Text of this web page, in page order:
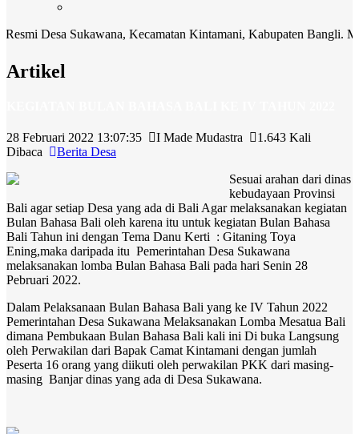
Sukawana, Kecamatan Kintamani, Kabupaten Bangli. Media
Artikel
28 Februari 2022 13:07:35 I Made Mudastra
1.643 Kali
Dibaca
Berita Desa
Sesuai arahan dari dinas
kebudayaan Provinsi
Bali agar setiap Desa yang ada di Bali Agar melaksanakan kegiatan
Bulan Bahasa Bali oleh karena itu untuk kegiatan Bulan Bahasa
Bali Tahun ini dengan Tema Danu Kerti : Gitaning Toya
Ening,maka daripada itu Pemerintahan Desa Sukawana
melaksanakan lomba Bulan Bahasa Bali pada hari Senin 28
Pebruari 2022.
Dalam Pelaksanaan Bulan Bahasa Bali yang ke IV Tahun 2022
Pemerintahan Desa Sukawana Melaksanakan Lomba Mesatua Bali
dimana Pembukaan Bulan Bahasa Bali kali ini Di buka Langsung
oleh Perwakilan dari Bapak Camat Kintamani dengan jumlah
Peserta 16 orang yang diikuti oleh perwakilan PKK dari masing-
masing Banjar dinas yang ada di Desa Sukawana.